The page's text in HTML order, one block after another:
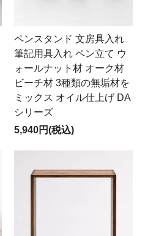
ペンスタンド 文房具入れ
筆記用具入れ ペン立て ウ
ォールナット材 オーク材
ビーチ材 3種類の無垢材を
ミックス オイル仕上げ DA
シリーズ
5,940円(税込)